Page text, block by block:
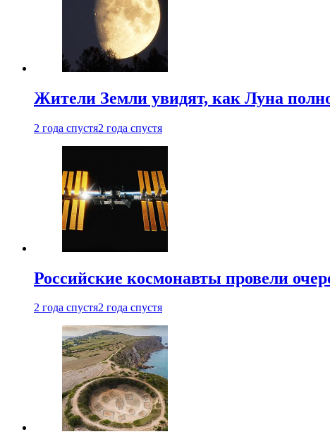
Жители Земли увидят, как Луна
2 года спустя2 года спустя
Российские космонавты провели
2 года спустя2 года спустя